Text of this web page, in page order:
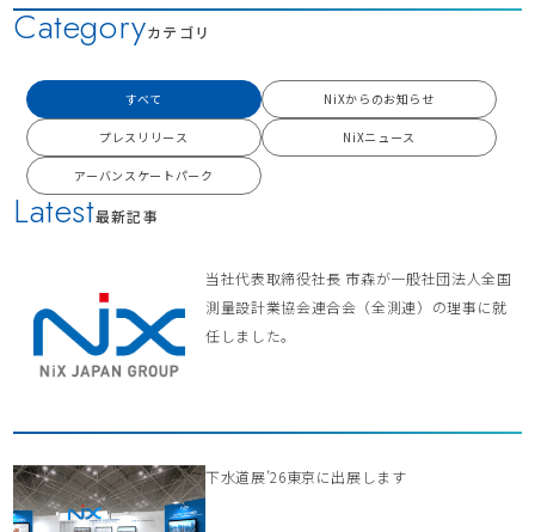
Latest最新記事
当社代表取締役社長 市森が一般社団法人全国
測量設計業協会連合会（全測連）の理事に就
任しました。
下水道展’26東京に出展します
Categoryカテゴリ
すべて NiXからのお知らせ
プレスリリース NiXニュース
アーバンスケートパーク